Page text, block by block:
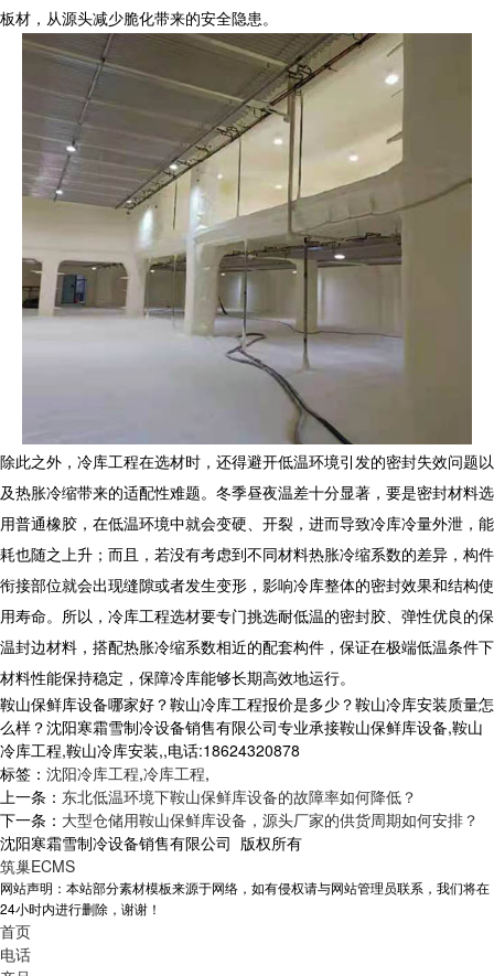
板材，从源头减少脆化带来的安全隐患。​
除此之外，冷库工程在选材时，还得避开低温环境引发的密封失效问题以
及热胀冷缩带来的适配性难题。冬季昼夜温差十分显著，要是密封材料选
用普通橡胶，在低温环境中就会变硬、开裂，进而导致冷库冷量外泄，能
耗也随之上升；而且，若没有考虑到不同材料热胀冷缩系数的差异，构件
衔接部位就会出现缝隙或者发生变形，影响冷库整体的密封效果和结构使
用寿命。所以， 冷库工程选材要专门挑选耐低温的密封胶、弹性优良的保
温封边材料，搭配热胀冷缩系数相近的配套构件，保证在极端低温条件下
材料性能保持稳定， 保障冷库能够长期高效地运行。
鞍山保鲜库设备哪家好？鞍山冷库工程报价是多少？鞍山冷库安装质量怎
么样？沈阳寒霜雪制冷设备销售有限公司专业承接鞍山保鲜库设备,鞍山
冷库工程,鞍山冷库安装,,电话:18624320878
标签： 沈阳冷库工程,冷库工程,
上一条： 东北低温环境下鞍山保鲜库设备的故障率如何降低？
下一条： 大型仓储用鞍山保鲜库设备，源头厂家的供货周期如何安排？
沈阳寒霜雪制冷设备销售有限公司 版权所有
筑巢ECMS
网站声明：本站部分素材模板来源于网络，如有侵权请与网站管理员联系，我们将在
24小时内进行删除，谢谢！
首页
电话